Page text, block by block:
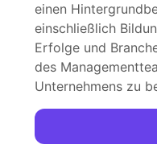
einen
einschließlich
Erfolge und
des
Unternehmens zu